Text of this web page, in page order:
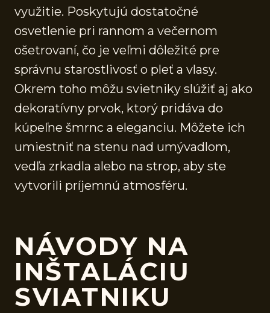
využitie. Poskytujú dostatočné
osvetlenie pri rannom a večernom
ošetrovaní, čo je veľmi dôležité pre
správnu starostlivosť o pleť a vlasy.
Okrem toho môžu svietniky slúžiť aj ako
dekoratívny prvok, ktorý pridáva do
kúpeľne šmrnc a eleganciu. Môžete ich
umiestniť na stenu nad umývadlom,
vedľa zrkadla alebo na strop, aby ste
vytvorili príjemnú atmosféru.
NÁVODY NA
INŠTALÁCIU
SVIATNIKU